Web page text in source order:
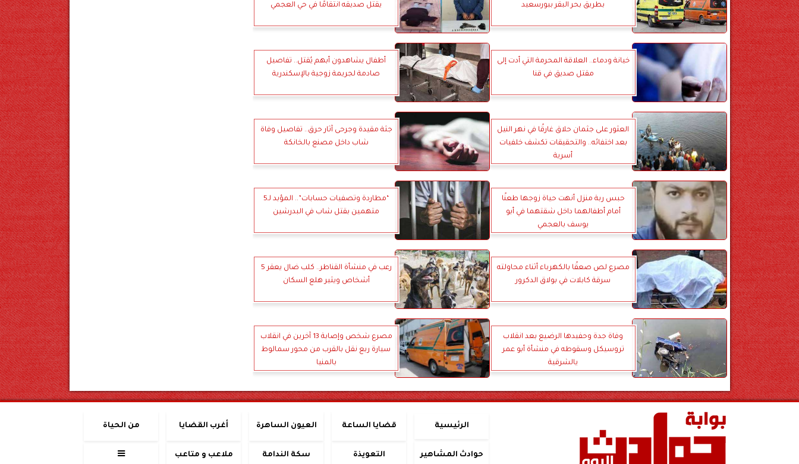
بطريق بحر البقر ببورسعيد
يقتل صديقه انتقامًا في حي العجمي
خيانة ودماء.. العلاقة المحرمة التي أدت إلى
مقتل صديق في قنا
أطفال يشاهدون أبهم يُقتل.. تفاصيل
صادمة لجريمة زوجية بالإسكندرية
العثور على جثمان حلاق غارقًا في نهر النيل
بعد اختفائه.. والتحقيقات تكشف خلفيات
أسرية
جثة مقيدة وجرحى آثار حرق.. تفاصيل وفاة
شاب داخل مصنع بالخانكة
حبس ربة منزل أنهت حياة زوجها طعنًا
أمام أطفالهما داخل شقتهما في أبو
يوسف بالعجمي
“مطاردة وتصفيات حسابات”.. المؤبد لـ5
متهمين بقتل شاب في البدرشين
مصرع لص صعقًا بالكهرباء أثناء محاولته
سرقة كابلات في بولاق الدكرور
رعب في منشأة القناطر.. كلب ضال يعقر 5
أشخاص ويثير هلع السكان
وفاة جدة وحفيدها الرضيع بعد انقلاب
تروسيكل وسقوطه في منشأة أبو عمر
يالشرقية
مصرع شخص وإصابة 13 آخرين في انقلاب
سيارة ربع نقل بالقرب من محور سمالوط
بالمنيا
الرئيسية قضايا الساعة العيون الساهرة أغرب القضايا من الحياة
حوادث المشاهير التعويذة سكة الندامة ملاعب و متاعب 